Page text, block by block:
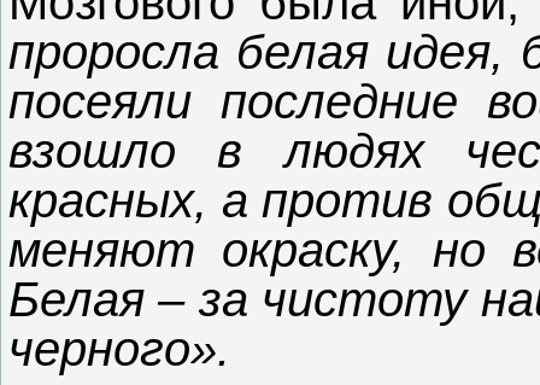
проросла белая
посеяли последние
взошло в людях
красных, а против
меняют окраску, но
Белая – за чистоту
черного».